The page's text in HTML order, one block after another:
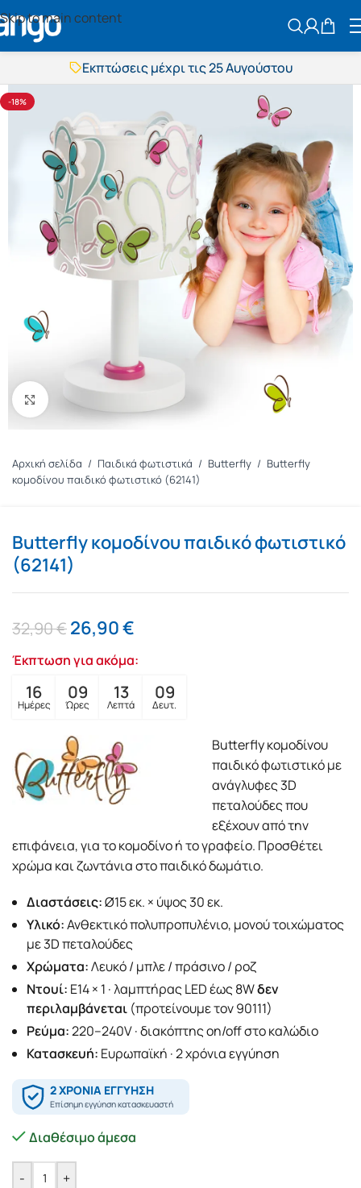
Skip to main content
Εκπτώσεις μέχρι τις 25 Αυγούστου
Δωρεάν μεταφορικά
Εκπτώσεις μέχρι τις 25 Αυγούστου
Δωρεάν μεταφορικά
BOXNOW αποστολή
Άμεση παράδοση
-18%
Πατήστε για μεγέθυνση
Αρχική σελίδα / Παιδικά φωτιστικά / Butterfly / Butterfly
κομοδίνου παιδικό φωτιστικό (62141)
Butterfly κομοδίνου παιδικό φωτιστικό
(62141)
32,90€26,90€
Έκπτωση για ακόμα:
16
Ημέρες
09
Ώρες
13
Λεπτά
08
Δευτ.
Butterfly κομοδίνου
παιδικό φωτιστικό με
ανάγλυφες 3D
πεταλούδες που
εξέχουν από την
επιφάνεια, για το κομοδίνο ή το γραφείο. Προσθέτει
χρώμα και ζωντάνια στο παιδικό δωμάτιο.
Διαστάσεις:Ø15 εκ. × ύψος 30 εκ.
Υλικό:Ανθεκτικό πολυπροπυλένιο, μονού τοιχώματος
με 3D πεταλούδες
Χρώματα:Λευκό / μπλε / πράσινο / ροζ
Ντουί: E14 × 1 · λαμπτήρας LED έως 8Wδεν
περιλαμβάνεται (προτείνουμε τον 90111)
Ρεύμα:220–240V · διακόπτης on/off στο καλώδιο
Κατασκευή: Ευρωπαϊκή · 2 χρόνια εγγύηση
Διαθέσιμο άμεσα
- +